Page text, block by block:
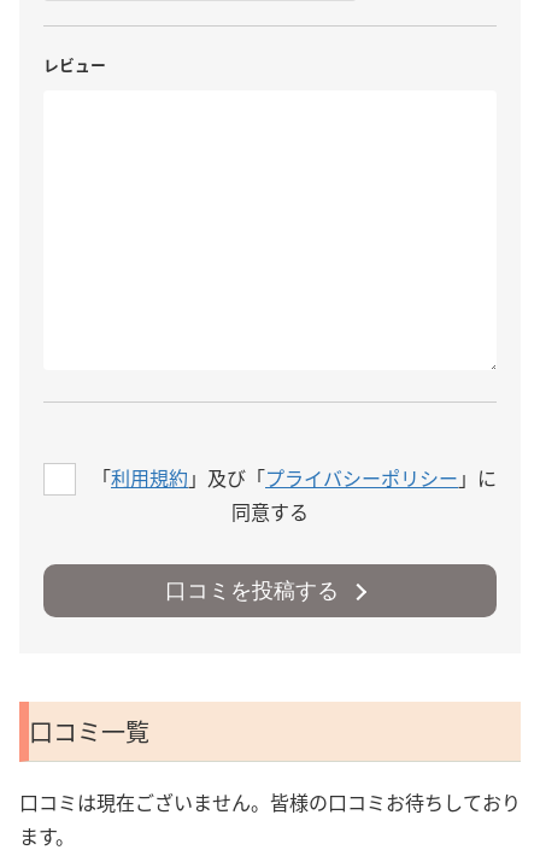
レビュー
「利用規約 」及び「プライバシーポリシー 」に
同意する
口コミを投稿する
口コミ一覧
口コミは現在ございません。皆様の口コミお待ちしており
ます。